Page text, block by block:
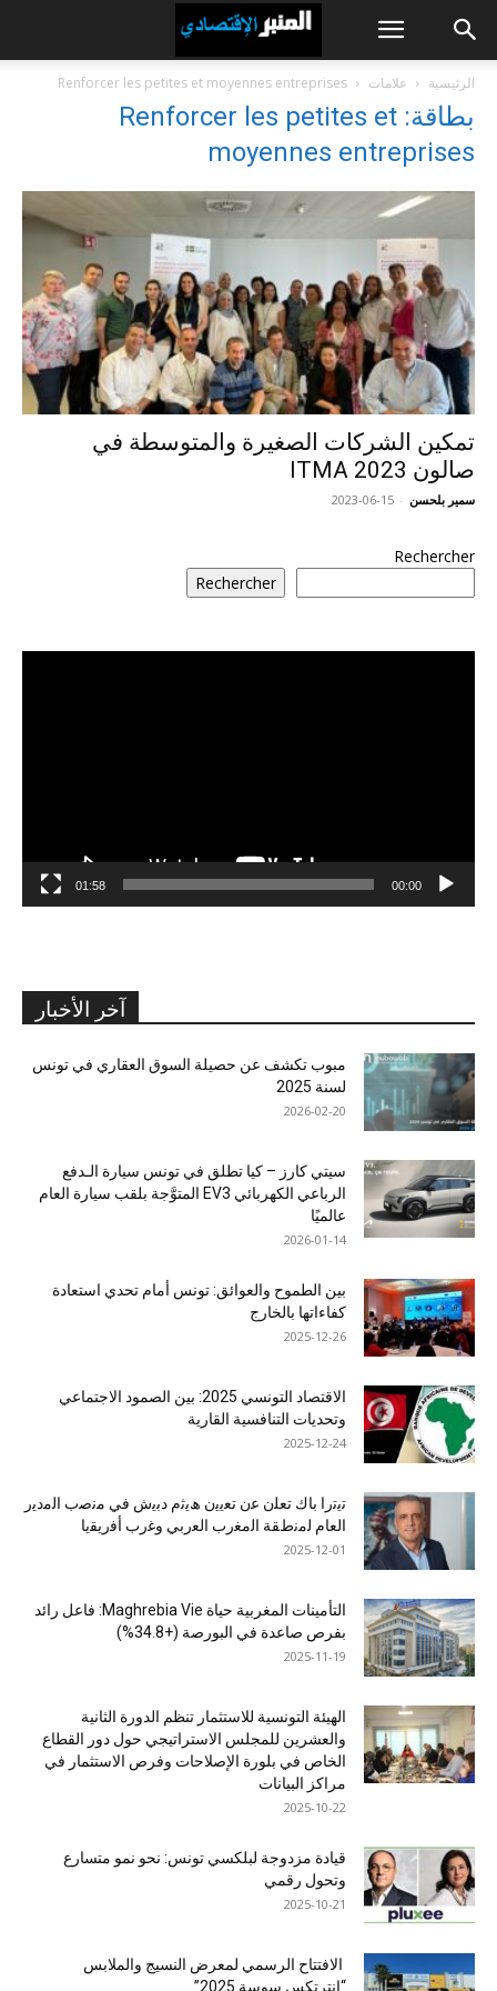
الرئيسية علامات Renforcer les petites et moyennes entreprises
بطاقة: Renforcer les petites et
moyennes entreprises
تمكين الشركات الصغيرة والمتوسطة في
صالون ITMA 2023
سمير بلحسن -
2023-06-15
Rechercher
Rechercher
00:00
01:58
آخر الأخبار
مبوب تكشف عن حصيلة السوق العقاري في تونس
لسنة 2025
2026-02-20
سيتي كارز – كيا تطلق في تونس سيارة الـدفع
الرباعي الكهربائي EV3 المتوَّجة بلقب سيارة العام
عالميًا
2026-01-14
بين الطموح والعوائق: تونس أمام تحدي استعادة
كفاءاتها بالخارج
2025-12-26
الاقتصاد التونسي 2025: بين الصمود الاجتماعي
وتحديات التنافسية القارية
2025-12-24
ﺗﯾﺗرا ﺑﺎك ﺗﻌﻠن ﻋن ﺗﻌﯾﯾن ھﯾﺛم دﺑﯾش ﻓﻲ ﻣﻧﺻب اﻟﻣدﯾر
اﻟﻌﺎم ﻟﻣﻧطﻘﺔ اﻟﻣﻐرب اﻟﻌرﺑﻲ وﻏرب أﻓرﯾﻘﯾﺎ
2025-12-01
التأمينات المغربية حياة Maghrebia Vie: فاعل رائد
بفرص صاعدة في البورصة (+34.8%)
2025-11-19
الهيئة التونسية للاستثمار تنظم الدورة الثانية
والعشرين للمجلس الاستراتيجي حول دور القطاع
الخاص في بلورة الإصلاحات وفرص الاستثمار في
مراكز البيانات
2025-10-22
قيادة مزدوجة لبلكسي تونس: نحو نمو متسارع
وتحول رقمي
2025-10-21
الافتتاح الرسمي لمعرض النسيج والملابس
“إنترتكس سوسة 2025”